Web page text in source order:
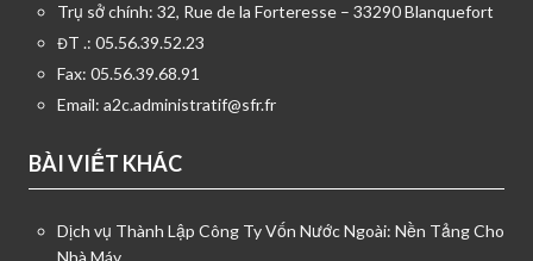
Trụ sở chính: 32, Rue de la Forteresse – 33290 Blanquefort
ĐT .: 05.56.39.52.23
Fax: 05.56.39.68.91
Email: a2c.administratif@sfr.fr
BÀI VIẾT KHÁC
Dịch vụ Thành Lập Công Ty Vốn Nước Ngoài: Nền Tảng Cho
Nhà Máy